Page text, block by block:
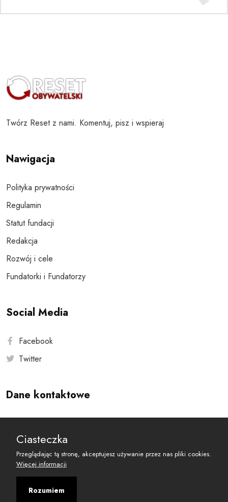
Twórz Reset z nami. Komentuj, pisz i wspieraj
Nawigacja
Polityka prywatności
Regulamin
Statut fundacji
Redakcja
Rozwój i cele
Fundatorki i Fundatorzy
Social Media
Facebook
Twitter
Dane kontaktowe
reset@resetobywatelski.pl
Ciasteczka
Przeglądając tą stronę, akceptujesz używanie przez nas pliki cookies.
Więcej informacji
Rozumiem